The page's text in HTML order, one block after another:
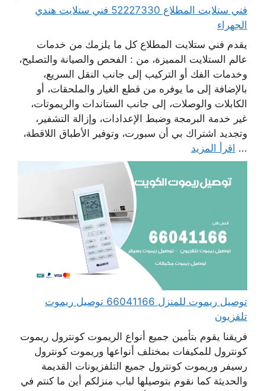
فني ستلايت المطلاع 52227330 فني ستلايت هندي
الجهراء
يقدم فني ستلايت المطلاع كل ما يلزمك من خدمات
عالم الستلايت المميزة، من : الفحص والصيانة والتصليح،
وخدمات الفك أو التركيب إلى جانب النقل السريع،
بالإضافة إلى ما يوفره من قطع الغيار والملحقات، أو
الكابلات والوصلات، إلى جانب الستاندات والريموتات،
غير خدمة البرمجة وضبط الإعدادات، وإزالة التشفير،
وتجديد اشتراك بي أن سبورت، وتوفير الأطباق اللاقطة،
... اقرأ المزيد
توصيل ريموت للمنزل 66041166 توصيل ريموت
تلفزيون
فريقنا يقوم بتأمين جميع أنواع الريموت كونترول ريموت
كونترول للمكيفات بمختلف أنواعها وريموت كونترول
رسيفر وريموت كونترول جميع التلفزيونات القديمة
والحديثة كما نقوم بتوصيلها لباب منزلكم أين ما كنتم في